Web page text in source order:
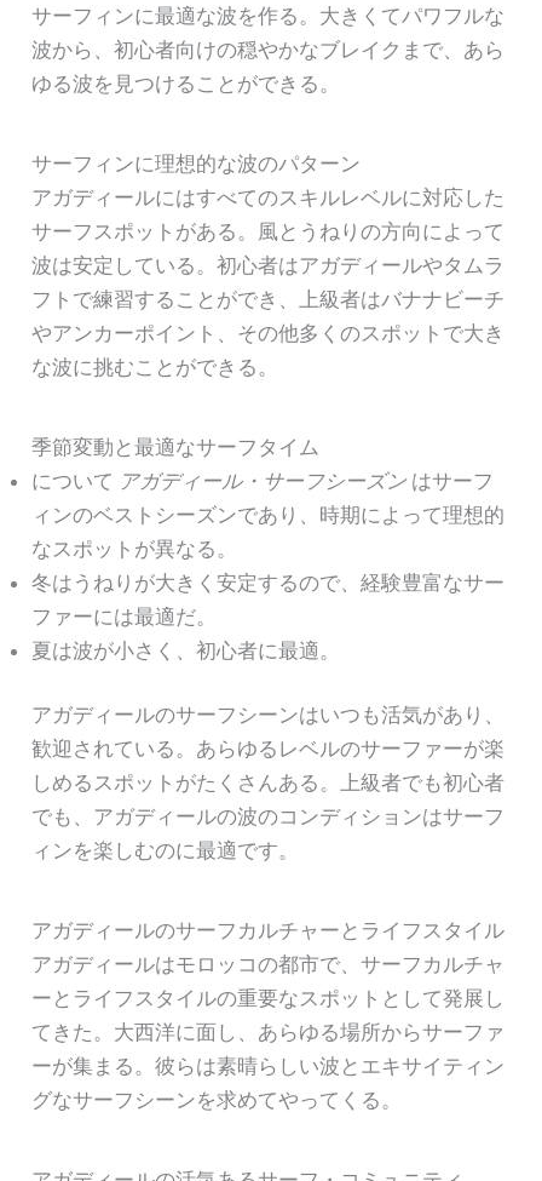
サーフィンに最適な波を作る。大きくてパワフルな
波から、初心者向けの穏やかなブレイクまで、あら
ゆる波を見つけることができる。
サーフィンに理想的な波のパターン
アガディールにはすべてのスキルレベルに対応した
サーフスポットがある。風とうねりの方向によって
波は安定している。初心者はアガディールやタムラ
フトで練習することができ、上級者はバナナビーチ
やアンカーポイント、その他多くのスポットで大き
な波に挑むことができる。
季節変動と最適なサーフタイム
について アガディール・サーフシーズン はサーフ
ィンのベストシーズンであり、時期によって理想的
なスポットが異なる。
冬はうねりが大きく安定するので、経験豊富なサー
ファーには最適だ。
夏は波が小さく、初心者に最適。
アガディールのサーフシーンはいつも活気があり、
歓迎されている。あらゆるレベルのサーファーが楽
しめるスポットがたくさんある。上級者でも初心者
でも、アガディールの波のコンディションはサーフ
ィンを楽しむのに最適です。
アガディールのサーフカルチャーとライフスタイル
アガディールはモロッコの都市で、サーフカルチャ
ーとライフスタイルの重要なスポットとして発展し
てきた。大西洋に面し、あらゆる場所からサーファ
ーが集まる。彼らは素晴らしい波とエキサイティン
グなサーフシーンを求めてやってくる。